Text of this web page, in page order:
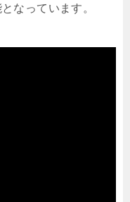
なっています。